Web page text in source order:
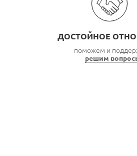
ДОСТОЙНОЕ
поможем и
решим